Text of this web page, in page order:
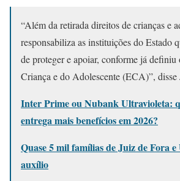
“Além da retirada direitos de crianças e
responsabiliza as instituições do Estado
de proteger e apoiar, conforme já definiu
Criança e do Adolescente (ECA)”, disse
Inter Prime ou Nubank Ultravioleta:
entrega mais benefícios em 2026?
Quase 5 mil famílias de Juiz de Fora
auxílio